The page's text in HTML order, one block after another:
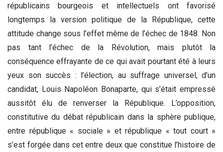
républicains bourgeois et intellectuels ont favorisé
longtemps la version politique de la République, cette
attitude change sous l’effet même de l’échec de 1848. Non
pas tant l’échec de la Révolution, mais plutôt la
conséquence effrayante de ce qui avait pourtant été à leurs
yeux son succès : l’élection, au suffrage universel, d’un
candidat, Louis Napoléon Bonaparte, qui s’était empressé
aussitôt élu de renverser la République. L’opposition,
constitutive du débat républicain dans la sphère publique,
entre république « sociale » et république « tout court »
s’est forgée dans cet entre deux que constitue l’histoire de